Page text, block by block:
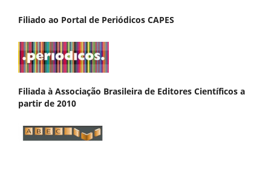
Filiado ao Portal de Periódicos CAPES
Filiada à Associação Brasileira de Editores Científicos a
partir de 2010